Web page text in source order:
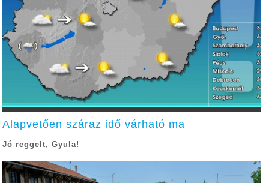
Alapvetően száraz idő várható ma
Jó reggelt, Gyula!